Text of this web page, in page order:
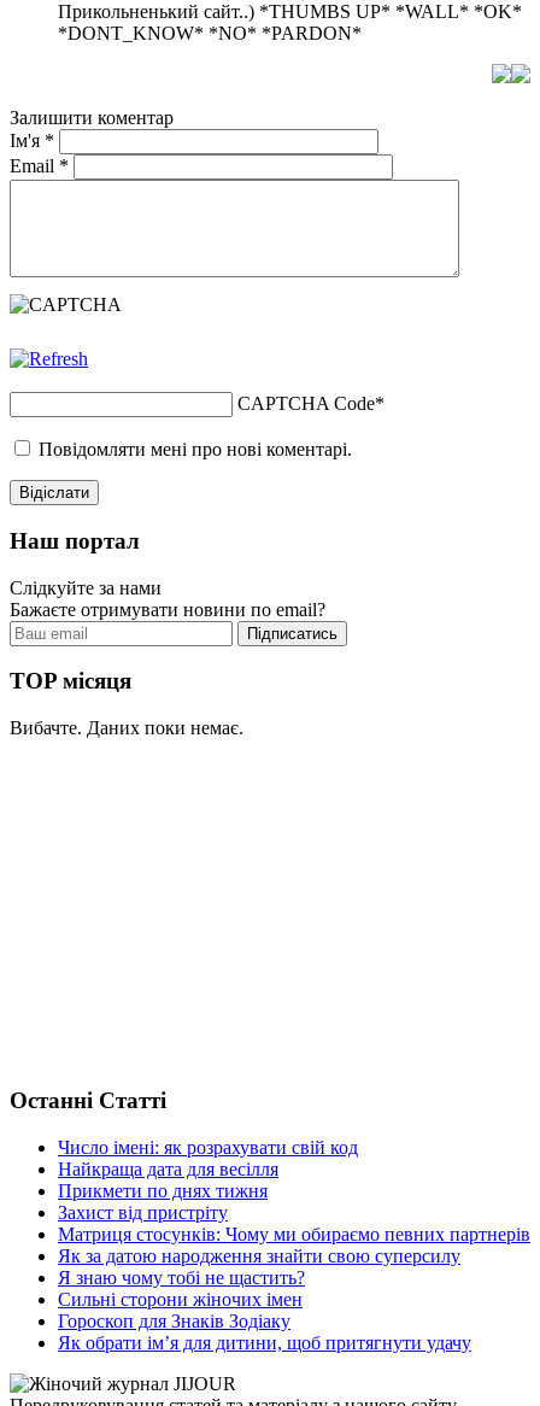
Прикольненький сайт..) *THUMBS UP* *WALL* *OK*
*DONT_KNOW* *NO* *PARDON*
Залишити коментар
Ім'я *
Email *
CAPTCHA Code*
Повідомляти мені про нові коментарі.
Наш портал
Слідкуйте за нами
Бажаєте отримувати новини по email?
TOP місяця
Вибачте. Даних поки немає.
Останні Статті
Число імені: як розрахувати свій код
Найкраща дата для весілля
Прикмети по днях тижня
Захист від пристріту
Матриця стосунків: Чому ми обираємо певних партнерів
Як за датою народження знайти свою суперсилу
Я знаю чому тобі не щастить?
Сильні сторони жіночих імен
Гороскоп для Знаків Зодіаку
Як обрати ім’я для дитини, щоб притягнути удачу